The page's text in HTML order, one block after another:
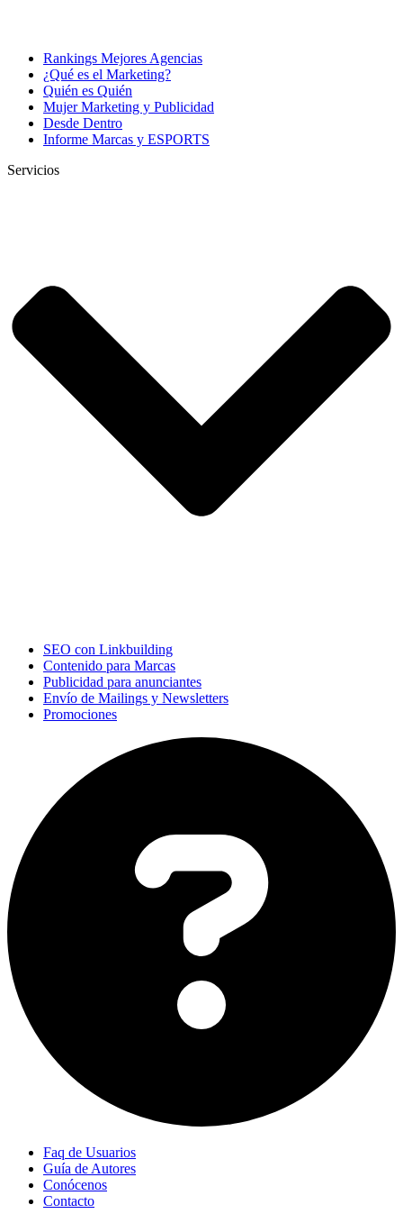
Rankings Mejores Agencias
¿Qué es el Marketing?
Quién es Quién
Mujer Marketing y Publicidad
Desde Dentro
Informe Marcas y ESPORTS
Servicios
SEO con Linkbuilding
Contenido para Marcas
Publicidad para anunciantes
Envío de Mailings y Newsletters
Promociones
Faq de Usuarios
Guía de Autores
Conócenos
Contacto